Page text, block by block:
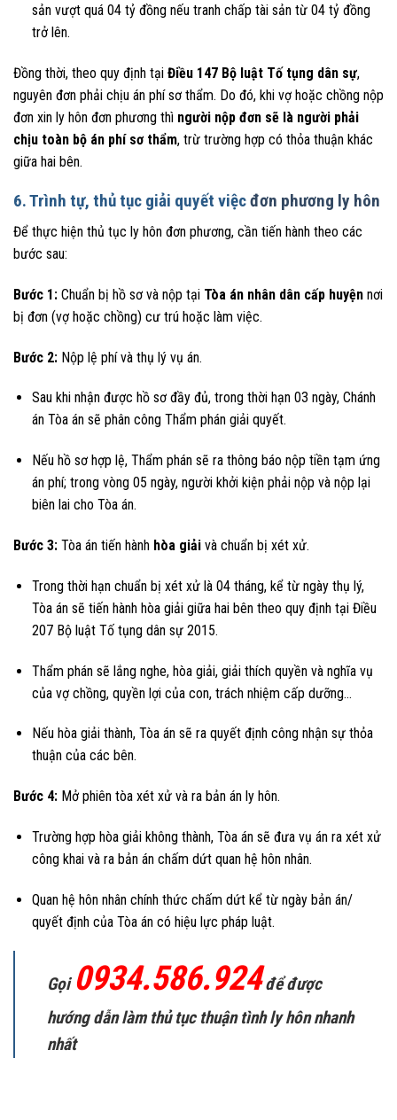
sản vượt quá 04 tỷ đồng nếu tranh chấp tài sản từ 04 tỷ đồng
trở lên.
Đồng thời, theo quy định tại Điều 147 Bộ luật Tố tụng dân sự,
nguyên đơn phải chịu án phí sơ thẩm. Do đó, khi vợ hoặc chồng nộp
đơn xin ly hôn đơn phương thì người nộp đơn sẽ là người phải
chịu toàn bộ án phí sơ thẩm, trừ trường hợp có thỏa thuận khác
giữa hai bên.
6. Trình tự, thủ tục giải quyết việcđơn phương ly hôn
Để thực hiện thủ tục ly hôn đơn phương, cần tiến hành theo các
bước sau:
Bước 1: Chuẩn bị hồ sơ và nộp tại Tòa án nhân dân cấp huyện nơi
bị đơn (vợ hoặc chồng) cư trú hoặc làm việc.
Bước 2: Nộp lệ phí và thụ lý vụ án.
Sau khi nhận được hồ sơ đầy đủ, trong thời hạn 03 ngày, Chánh
án Tòa án sẽ phân công Thẩm phán giải quyết.
Nếu hồ sơ hợp lệ, Thẩm phán sẽ ra thông báo nộp tiền tạm ứng
án phí; trong vòng 05 ngày, người khởi kiện phải nộp và nộp lại
biên lai cho Tòa án.
Bước 3: Tòa án tiến hành hòa giải và chuẩn bị xét xử.
Trong thời hạn chuẩn bị xét xử là 04 tháng, kể từ ngày thụ lý,
Tòa án sẽ tiến hành hòa giải giữa hai bên theo quy định tại Điều
207 Bộ luật Tố tụng dân sự 2015.
Thẩm phán sẽ lắng nghe, hòa giải, giải thích quyền và nghĩa vụ
của vợ chồng, quyền lợi của con, trách nhiệm cấp dưỡng…
Nếu hòa giải thành, Tòa án sẽ ra quyết định công nhận sự thỏa
thuận của các bên.
Bước 4: Mở phiên tòa xét xử và ra bản án ly hôn.
Trường hợp hòa giải không thành, Tòa án sẽ đưa vụ án ra xét xử
công khai và ra bản án chấm dứt quan hệ hôn nhân.
Quan hệ hôn nhân chính thức chấm dứt kể từ ngày bản án/
quyết định của Tòa án có hiệu lực pháp luật.
Gọi 0934.586.924để được
hướng dẫn làm thủ tục thuận tình ly hôn nhanh
nhất